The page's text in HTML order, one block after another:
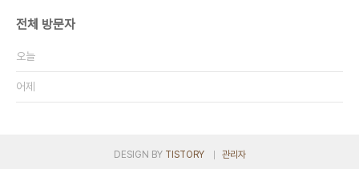
전체 방문자
오늘
어제
DESIGN BY TISTORY 관리자